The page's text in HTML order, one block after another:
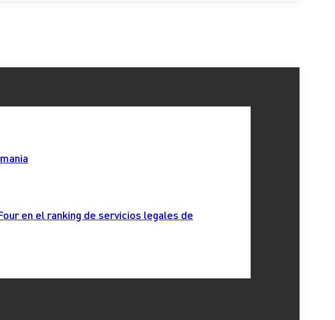
en el ranking de servicios legales de